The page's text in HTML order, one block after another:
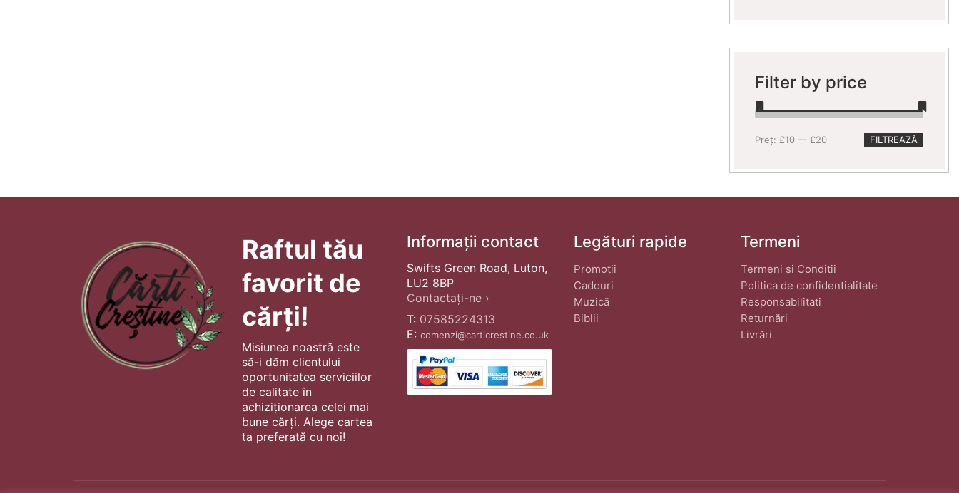
Filter by price
Preț
Preț
FILTREAZĂ
Preț: £10 — £20
Raftul tău
favorit de
cărți!
Misiunea noastră este
să-i dăm clientului
oportunitatea serviciilor
de calitate în
achiziționarea celei mai
bune cărți. Alege cartea
ta preferată cu noi!
Informații contact
Swifts Green Road, Luton,
LU2 8BP
Contactați-ne ›
T: 07585224313
E: comenzi@carticrestine.co.uk
Legături rapide
Promoții
Cadouri
Muzică
Biblii
Termeni
Termeni si Conditii
Politica de confidentialitate
Responsabilitati
Returnări
Livrări